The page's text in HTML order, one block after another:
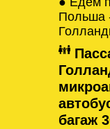
Польша
багаж